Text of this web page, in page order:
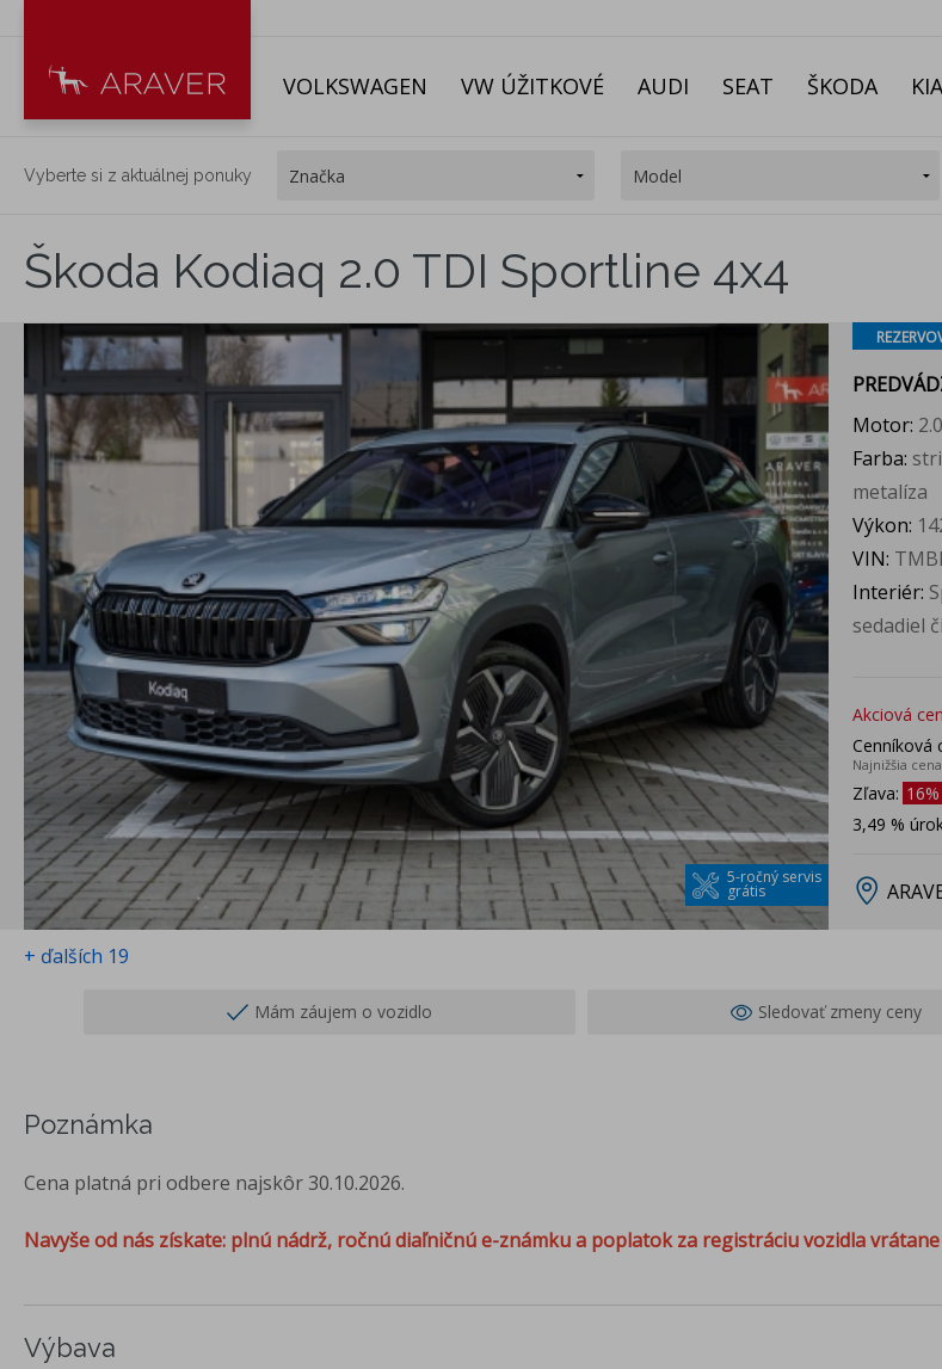
VOLKSWAGEN VW ÚŽITKOVÉ AUDI SEAT ŠKODA KIA
Vyberte si z aktuálnej ponuky
Škoda Kodiaq 2.0 TDI Sportline 4x4
5-ročný servis
grátis
+ ďalších 19
Motor:
Farba:
metalíza
Výkon:
VIN:
Interiér:
sedadiel
Akciová
Cenníková
Najnižšia
Zľava: 16%
3,49 %
Mám záujem o vozidlo Sledovať zmeny ceny
Poznámka
Cena platná pri odbere najskôr 30.10.2026.
Navyše od nás získate: plnú nádrž, ročnú diaľničnú e-známku a poplatok za registráciu vozidla vrátane
Výbava